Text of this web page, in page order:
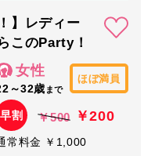
】レディー
このParty！
女性
～32歳 まで
ほぼ満員
早割 ￥500 ￥200
常料金 ￥1,000